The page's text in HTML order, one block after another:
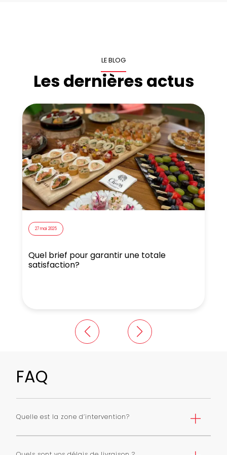
LE BLOG
Les dernières actus
27 mai 2025
Quel brief pour garantir une totale
satisfaction?
FAQ
Quelle est la zone d’intervention?
de tarifs. Nous pouvons livrer toute l’ile de France avec